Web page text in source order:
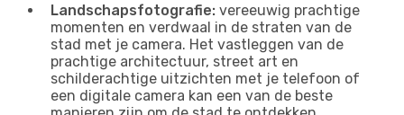
Landschapsfotografie: vereeuwig prachtige
momenten en verdwaal in de straten van de
stad met je camera. Het vastleggen van de
prachtige architectuur, street art en
schilderachtige uitzichten met je telefoon of
een digitale camera kan een van de beste